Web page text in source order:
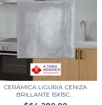
CERÁMICA LIGURIA CENIZA
BRILLANTE 15X15C...